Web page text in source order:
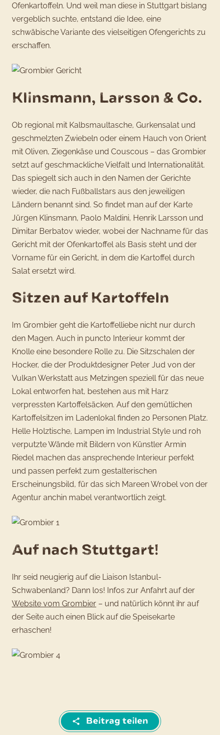
Ofenkartoffeln. Und weil man diese in Stuttgart bislang
vergeblich suchte, entstand die Idee, eine
schwäbische Variante des vielseitigen Ofengerichts zu
erschaffen.
Klinsmann, Larsson & Co.
Ob regional mit Kalbsmaultasche, Gurkensalat und
geschmelzten Zwiebeln oder einem Hauch von Orient
mit Oliven, Ziegenkäse und Couscous – das Grombier
setzt auf geschmackliche Vielfalt und Internationalität.
Das spiegelt sich auch in den Namen der Gerichte
wieder, die nach Fußballstars aus den jeweiligen
Ländern benannt sind. So findet man auf der Karte
Jürgen Klinsmann, Paolo Maldini, Henrik Larsson und
Dimitar Berbatov wieder, wobei der Nachname für das
Gericht mit der Ofenkartoffel als Basis steht und der
Vorname für ein Gericht, in dem die Kartoffel durch
Salat ersetzt wird.
Sitzen auf Kartoffeln
Im Grombier geht die Kartoffelliebe nicht nur durch
den Magen. Auch in puncto Interieur kommt der
Knolle eine besondere Rolle zu. Die Sitzschalen der
Hocker, die der Produktdesigner Peter Jud von der
Vulkan Werkstatt aus Metzingen speziell für das neue
Lokal entworfen hat, bestehen aus mit Harz
verpressten Kartoffelsäcken. Auf den gemütlichen
Kartoffelsitzen im Ladenlokal finden 20 Personen Platz.
Helle Holztische, Lampen im Industrial Style und roh
verputzte Wände mit Bildern von Künstler Armin
Riedel machen das ansprechende Interieur perfekt
und passen perfekt zum gestalterischen
Erscheinungsbild, für das sich Mareen Wrobel von der
Agentur anchin mabel verantwortlich zeigt.
Auf nach Stuttgart!
Ihr seid neugierig auf die Liaison Istanbul-
Schwabenland? Dann los! Infos zur Anfahrt auf der
Website vom Grombier – und natürlich könnt ihr auf
der Seite auch einen Blick auf die Speisekarte
erhaschen!
Beitrag teilen